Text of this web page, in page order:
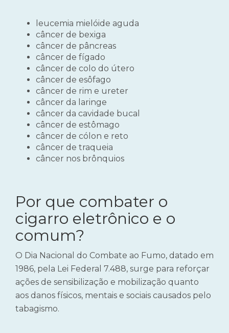
leucemia mielóide aguda
câncer de bexiga
câncer de pâncreas
câncer de fígado
câncer de colo do útero
câncer de esôfago
câncer de rim e ureter
câncer da laringe
câncer da cavidade bucal
câncer de estômago
câncer de cólon e reto
câncer de traqueia
câncer nos brônquios
Por que combater o
cigarro eletrônico e o
comum?
O Dia Nacional do Combate ao Fumo, datado em
1986, pela Lei Federal 7.488, surge para reforçar
ações de sensibilização e mobilização quanto
aos danos físicos, mentais e sociais causados pelo
tabagismo.